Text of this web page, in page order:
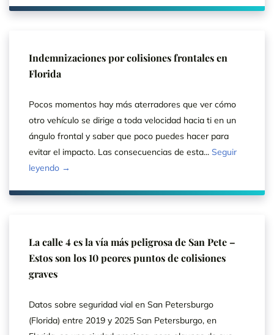
Indemnizaciones por colisiones frontales en
Florida
Pocos momentos hay más aterradores que ver cómo
otro vehículo se dirige a toda velocidad hacia ti en un
ángulo frontal y saber que poco puedes hacer para
evitar el impacto. Las consecuencias de esta... Seguir
leyendo →
La calle 4 es la vía más peligrosa de San Pete –
Estos son los 10 peores puntos de colisiones
graves
Datos sobre seguridad vial en San Petersburgo
(Florida) entre 2019 y 2025 San Petersburgo, en